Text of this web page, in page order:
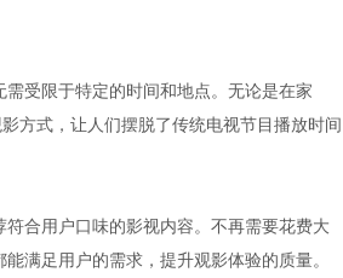
受限于特定的时间和地点。无论是在家
方式，让人们摆脱了传统电视节目播放时间
合用户口味的影视内容。不再需要花费大
满足用户的需求，提升观影体验的质量。